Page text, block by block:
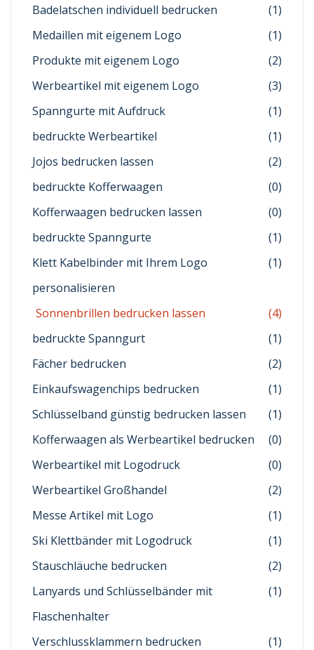
Badelatschen individuell bedrucken
(1)
Medaillen mit eigenem Logo
(1)
Produkte mit eigenem Logo
(2)
Werbeartikel mit eigenem Logo
(3)
Spanngurte mit Aufdruck
(1)
bedruckte Werbeartikel
(1)
Jojos bedrucken lassen
(2)
bedruckte Kofferwaagen
(0)
Kofferwaagen bedrucken lassen
(0)
bedruckte Spanngurte
(1)
Klett Kabelbinder mit Ihrem Logo
personalisieren
(1)
Sonnenbrillen bedrucken lassen
(4)
bedruckte Spanngurt
(1)
Fächer bedrucken
(2)
Einkaufswagenchips bedrucken
(1)
Schlüsselband günstig bedrucken lassen
(1)
Kofferwaagen als Werbeartikel bedrucken
(0)
Werbeartikel mit Logodruck
(0)
Werbeartikel Großhandel
(2)
Messe Artikel mit Logo
(1)
Ski Klettbänder mit Logodruck
(1)
Stauschläuche bedrucken
(2)
Lanyards und Schlüsselbänder mit
Flaschenhalter
(1)
Verschlussklammern bedrucken
(1)